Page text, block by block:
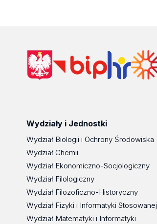
Wydziały i Jednostki
Wydział Biologii i Ochrony Środowiska
Wydział Chemii
Wydział Ekonomiczno-Socjologiczny
Wydział Filologiczny
Wydział Filozoficzno-Historyczny
Wydział Fizyki i Informatyki Stosowanej
Wydział Matematyki i Informatyki